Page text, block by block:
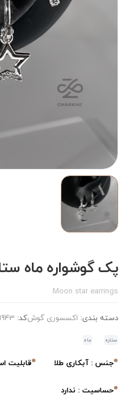
پک گوشواره ماه
Moon star earrings
دسته بندی: اکسسوری گوشکد:
ستاره ماه
جنس : آبکاری طلا قابلیت
حساسیت : ندارد